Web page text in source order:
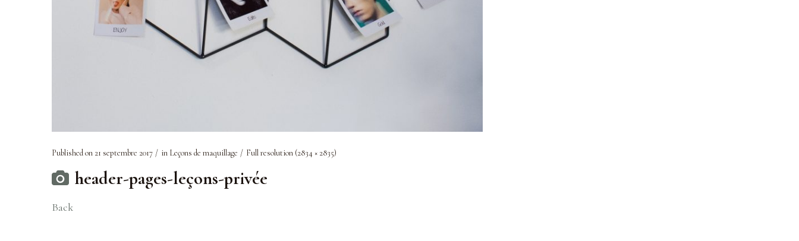
Published on 21 septembre 2017 in Leçons de maquillage Full resolution (2834 × 2835)
header-pages-leçons-privée
Back